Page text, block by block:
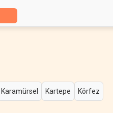
Karamürsel Kartepe Körfez